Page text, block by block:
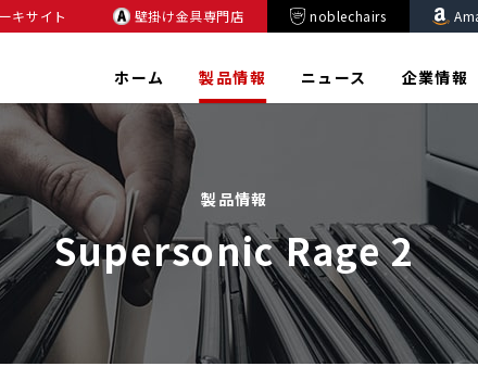
キサイト 壁掛け金具専門店 noblechairs
ホーム 製品情報 ニュース 企業情報
製品情報
Supersonic Rage 2